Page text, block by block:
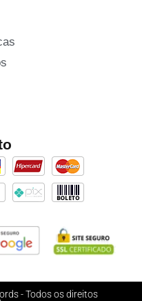
- Todos os direitos